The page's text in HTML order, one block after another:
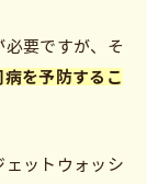
要ですが、そ
を予防するこ
ェットウォッシ